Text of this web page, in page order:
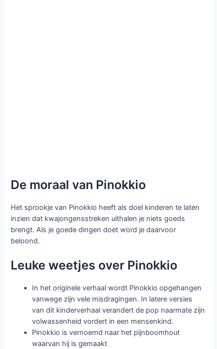
De moraal van Pinokkio
Het sprookje van Pinokkio heeft als doel kinderen te laten
inzien dat kwajongensstreken uithalen je niets goeds
brengt. Als je goede dingen doet word je daarvoor
beloond.
Leuke weetjes over Pinokkio
In het originele verhaal wordt Pinokkio opgehangen
vanwege zijn vele misdragingen. In latere versies
van dit kinderverhaal verandert de pop naarmate zijn
volwassenheid vordert in een mensenkind.
Pinokkio is vernoemd naar het pijnboomhout
waarvan hij is gemaakt